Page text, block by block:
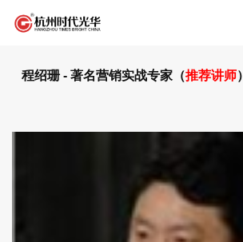
程绍珊 - 著名营销实战专家（推荐讲师）